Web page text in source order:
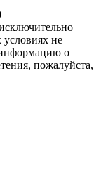
не
о
пожалуйста,